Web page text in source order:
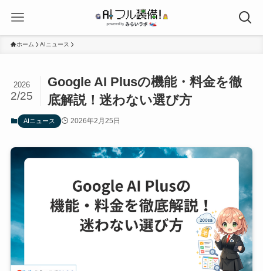
ホーム AIニュース
Google AI Plusの機能・料金を徹
底解説！迷わない選び方
2026
2/25
AIニュース 2026年2月25日